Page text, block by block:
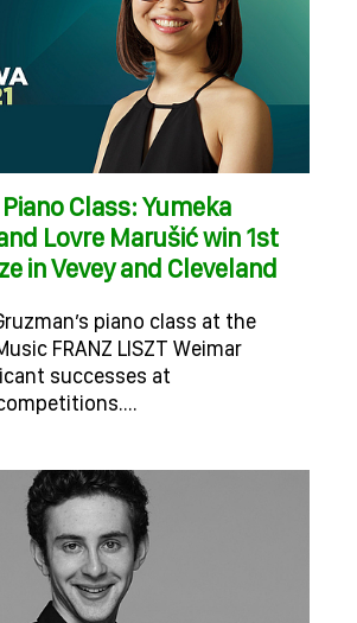
Class: Yumeka
Lovre Marušić win 1st
in Vevey and Cleveland
piano class at the
FRANZ LISZT Weimar
successes at